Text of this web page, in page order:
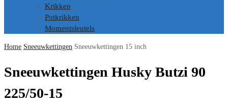
Krikken
Potkrikken
Momentsleutels
Home Sneeuwkettingen Sneeuwkettingen 15 inch
Sneeuwkettingen Husky Butzi 90
225/50-15